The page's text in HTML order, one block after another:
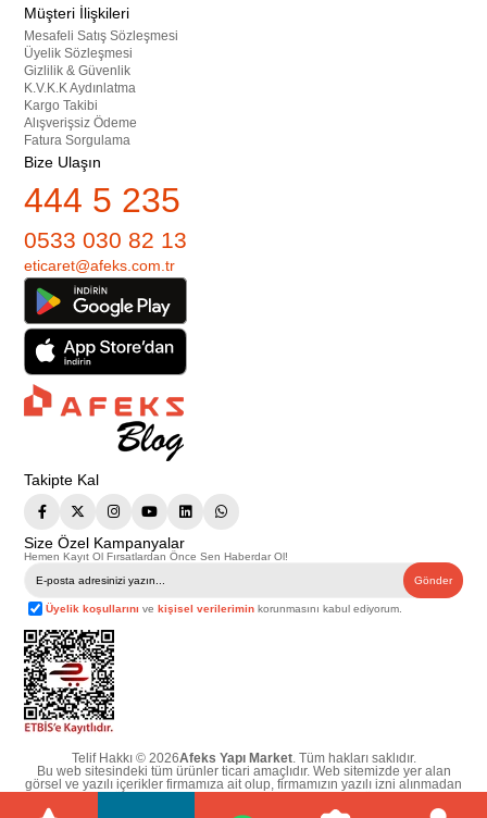
Müşteri İlişkileri
Mesafeli Satış Sözleşmesi
Üyelik Sözleşmesi
Gizlilik & Güvenlik
K.V.K.K Aydınlatma
Kargo Takibi
Alışverişsiz Ödeme
Fatura Sorgulama
Bize Ulaşın
444 5 235
0533 030 82 13
eticaret@afeks.com.tr
Takipte Kal
Size Özel Kampanyalar
Hemen Kayıt Ol Fırsatlardan Önce Sen Haberdar Ol!
Gönder
Üyelik koşullarını vekişisel verilerimin korunmasını kabul ediyorum.
Telif Hakkı © 2026Afeks Yapı Market. Tüm hakları saklıdır.
Bu web sitesindeki tüm ürünler ticari amaçlıdır. Web sitemizde yer alan
görsel ve yazılı içerikler firmamıza ait olup, firmamızın yazılı izni alınmadan
hiçbir yazılı/görsel içerik, logo, kopyalanamaz, kaynak gösterilemez ve
başka yerlerde kullanılamaz. İçeriklerin izin alınmadan kopyalanması ve